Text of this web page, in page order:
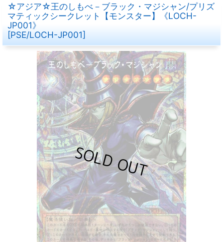
☆アジア☆王のしもべ－ブラック・マジシャン/プリズ
マティックシークレット【モンスター】《LOCH-
JP001》
[PSE/LOCH-JP001]